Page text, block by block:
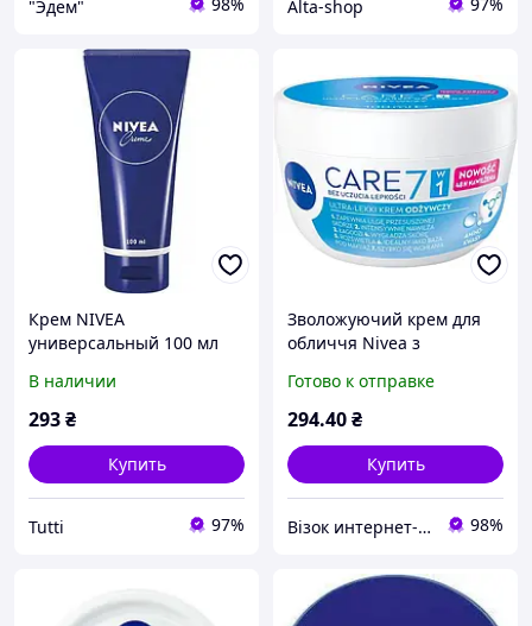
"Эдем" Alta-shop
Крем NIVEA
универсальный 100 мл
В наличии
293₴
Купить
Tutti 97%
Зволожуючий крем для
обличчя Nivea з
100 мл (42269885)
Готово к отправке
294.40₴
Купить
Візок интернет-магазин 98%